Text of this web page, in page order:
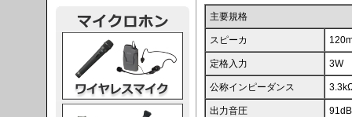
主要規格
スピーカ
定格入力 3W
公称インピーダンス
出力音圧